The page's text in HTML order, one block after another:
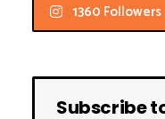
1360 Followers